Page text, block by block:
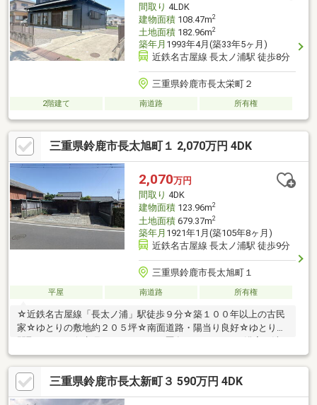
間取り 4LDK
建物面積108.47m2
土地面積182.96m2
築年月 1993年4月(築33年5ヶ月)
近鉄名古屋線 長太ノ浦駅 徒歩8分
三重県鈴鹿市長太栄町２
2階建て 南道路 所有権
三重県鈴鹿市長太旭町１ 2,070万円 4DK
2,070万円
間取り 4DK
建物面積123.96m2
土地面積679.37m2
築年月 1921年1月(築105年8ヶ月)
近鉄名古屋線 長太ノ浦駅 徒歩9分
三重県鈴鹿市長太旭町１
平屋 南道路 所有権
☆近鉄名古屋線「長太ノ浦」駅徒歩９分☆築１００年以上の古民
家☆ゆとりの敷地約２０５坪☆南面道路・陽当り良好☆ゆとりの
面台・トイレ等☆収納豊富☆屋根裏収納・屋根裏部屋有☆長太小
学校・大木中学校
三重県鈴鹿市長太新町３ 590万円 4DK